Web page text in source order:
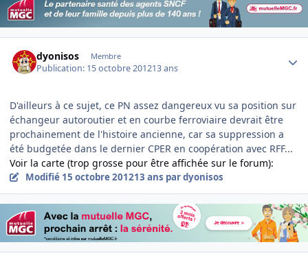
dyonisos Membre
Publication: 15 octobre 201213 ans
D'ailleurs à ce sujet, ce PN assez dangereux vu sa position sur
échangeur autoroutier et en courbe ferroviaire devrait être
prochainement de l'histoire ancienne, car sa suppression a
été budgetée dans le dernier CPER en coopération avec RFF...
Voir la carte (trop grosse pour être affichée sur le forum):
Modifié 15 octobre 201213 ans par dyonisos